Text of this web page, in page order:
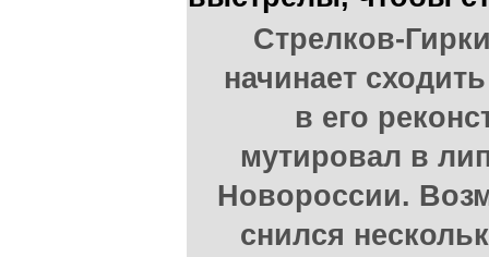
Стрелков-
начинает
в его
мутировал в
Новороссии.
снился